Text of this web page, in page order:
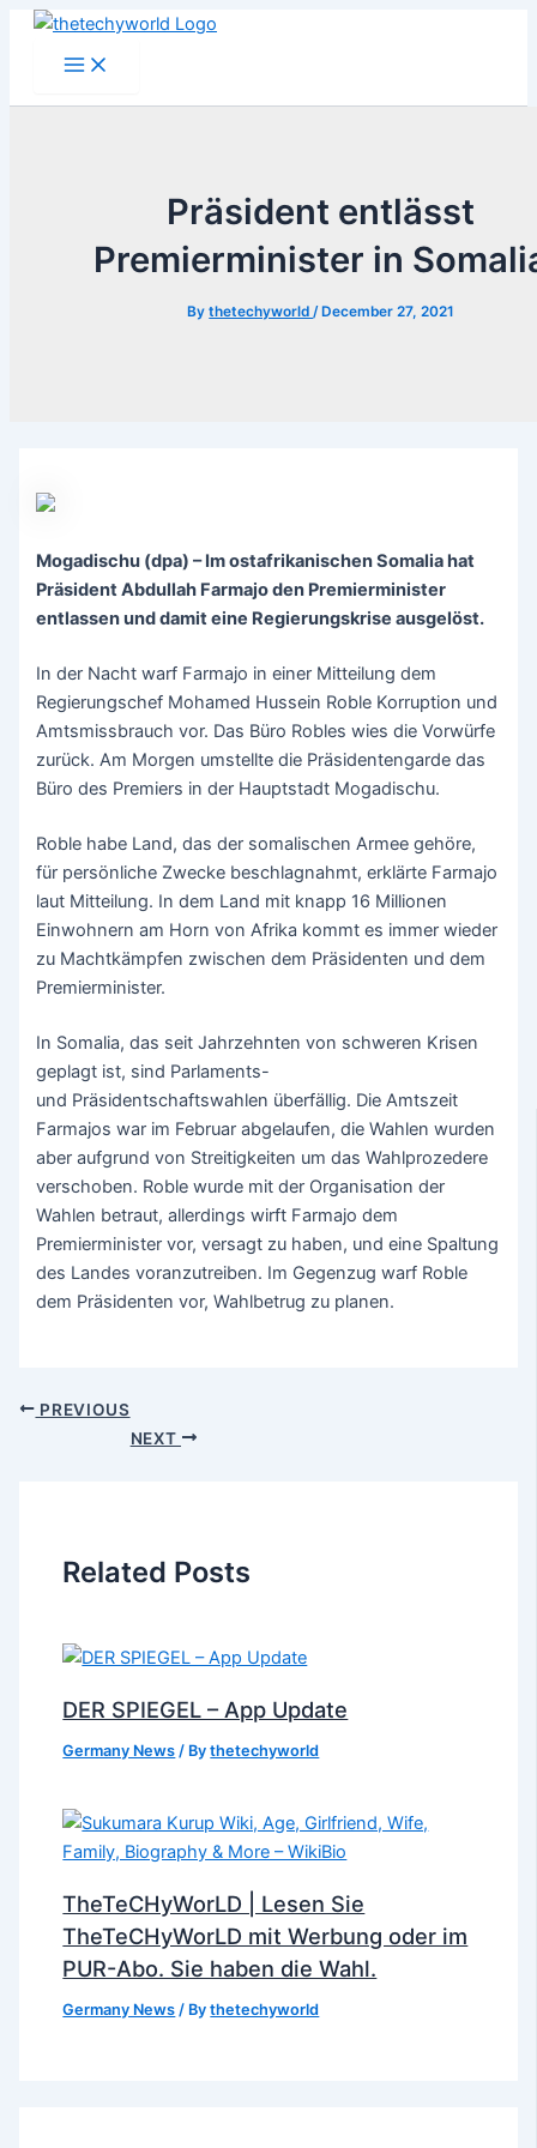
Skip
Main
Menu
Präsident entlässt
Premierminister in
Bythetechyworld/ December 27, 2021
Mogadischu (dpa) – Im ostafrikanischen Somalia hat
Präsident Abdullah Farmajo den Premierminister
entlassen und damit eine Regierungskrise ausgelöst.
In der Nacht warf Farmajo in einer Mitteilung dem
Regierungschef Mohamed Hussein Roble Korruption und
Amtsmissbrauch vor. Das Büro Robles wies die Vorwürfe
zurück. Am Morgen umstellte die Präsidentengarde das
Büro des Premiers in der Hauptstadt Mogadischu.
Roble habe Land, das der somalischen Armee gehöre,
für persönliche Zwecke beschlagnahmt, erklärte Farmajo
laut Mitteilung. In dem Land mit knapp 16 Millionen
Einwohnern am Horn von Afrika kommt es immer wieder
zu Machtkämpfen zwischen dem Präsidenten und dem
Premierminister.
In Somalia, das seit Jahrzehnten von schweren Krisen
geplagt ist, sind Parlaments-
und Präsidentschaftswahlen überfällig. Die Amtszeit
Farmajos war im Februar abgelaufen, die Wahlen wurden
aber aufgrund von Streitigkeiten um das Wahlprozedere
verschoben. Roble wurde mit der Organisation der
Wahlen betraut, allerdings wirft Farmajo dem
Premierminister vor, versagt zu haben, und eine Spaltung
des Landes voranzutreiben. Im Gegenzug warf Roble
dem Präsidenten vor, Wahlbetrug zu planen.
PREVIOUS
NEXT
Related Posts
DER SPIEGEL – App Update
Germany News / Bythetechyworld
TheTeCHyWorLD | Lesen Sie
TheTeCHyWorLD mit Werbung oder im
PUR-Abo. Sie haben die Wahl.
Germany News / Bythetechyworld